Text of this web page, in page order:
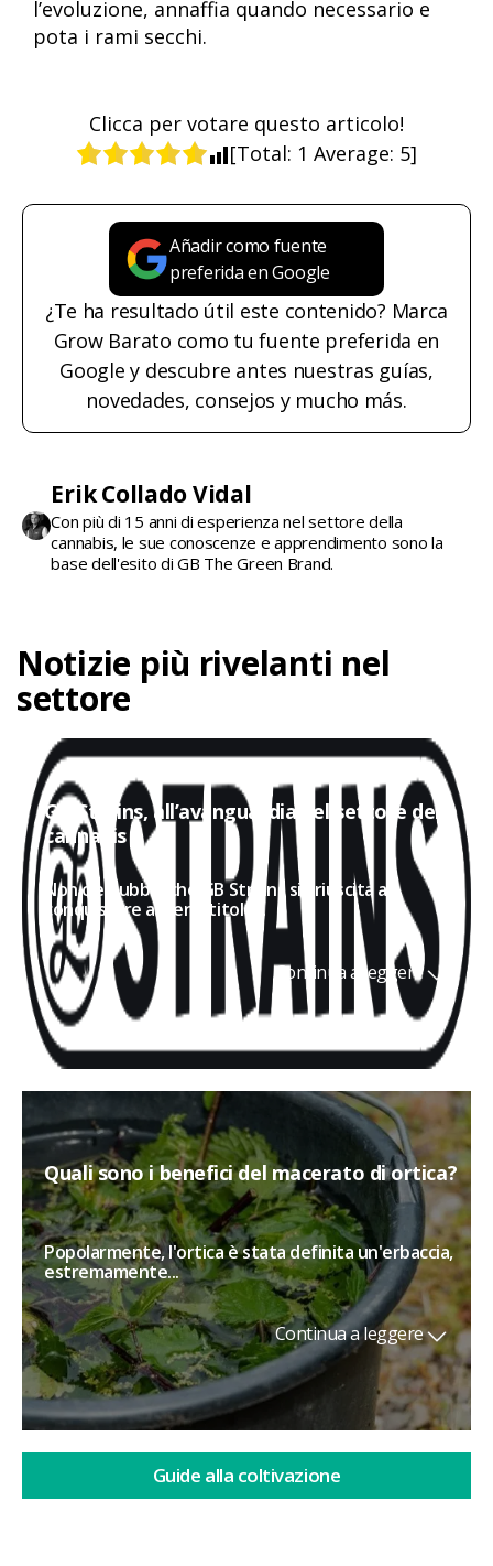
l’evoluzione, annaffia quando necessario e
pota i rami secchi.
Clicca per votare questo articolo!
[Total: 1 Average: 5]
Añadir como fuente
preferida en Google
¿Te ha resultado útil este contenido? Marca
Grow Barato como tu fuente preferida en
Google y descubre antes nuestras guías,
novedades, consejos y mucho más.
Erik Collado Vidal
Con più di 15 anni di esperienza nel settore della
cannabis, le sue conoscenze e apprendimento sono la
base dell'esito di GB The Green Brand.
Notizie più rivelanti nel
settore
GB Strains, all’avanguardia nel settore della
cannabis
Non c'è dubbio che GB Strains sia riuscita a
conquistare a pieno titolo...
Continua a leggere
Quali sono i benefici del macerato di ortica?
Popolarmente, l'ortica è stata definita un'erbaccia,
estremamente...
Continua a leggere
Guide alla coltivazione